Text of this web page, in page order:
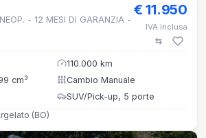
- 12 MESI DI GARANZIA -
€ 11.950
IVA inclusa
110.000 km
cm³
Cambio Manuale
SUV/Pick-up, 5 porte
(BO)